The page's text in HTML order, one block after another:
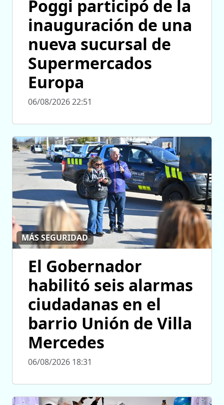
Poggi participó de la
inauguración de una
nueva sucursal de
Supermercados
Europa
06/08/2026 22:51
MÁS SEGURIDAD
El Gobernador
habilitó seis alarmas
ciudadanas en el
barrio Unión de Villa
Mercedes
06/08/2026 18:31